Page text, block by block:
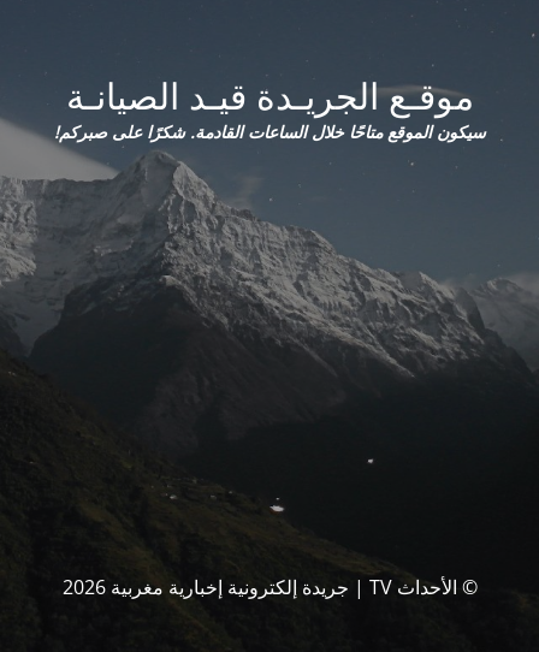
موقـع الجريـدة قيـد الصيانـة
سيكون الموقع متاحًا خلال الساعات القادمة. شكرًا على صبركم!
© الأحداث TV | جريدة إلكترونية إخبارية مغربية 2026